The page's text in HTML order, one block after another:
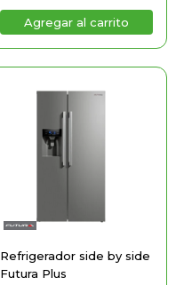
Refrigerador side by side
Futura Plus